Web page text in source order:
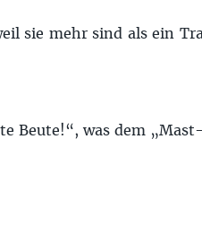
sie mehr sind als ein
Beute!“, was dem